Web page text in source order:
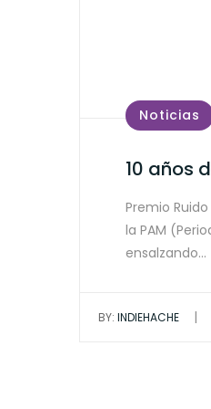
Noticias
10 años
Premio
la PAM
ensalzando…
BY: INDIEHACHE |